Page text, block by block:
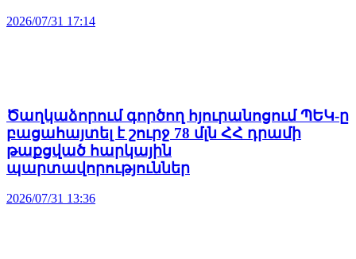
2026/07/31 17:14
Ծաղկաձորում գործող հյուրանոցում ՊԵԿ-ը
բացահայտել է շուրջ 78 մլն ՀՀ դրամի
թաքցված հարկային
պարտավորություններ
2026/07/31 13:36